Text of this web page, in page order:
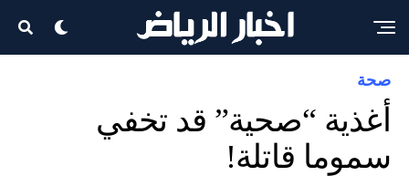
صحة
أغذية “صحية” قد تخفي
سموما قاتلة!